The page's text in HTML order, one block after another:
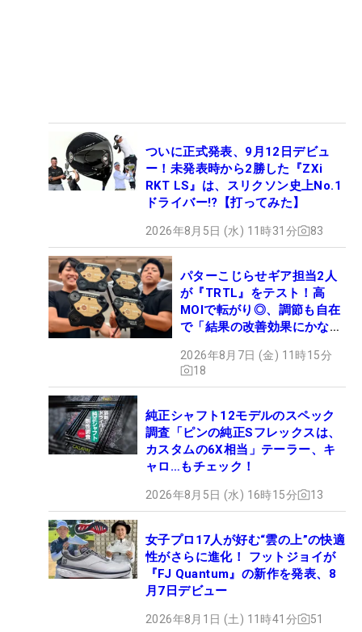
ついに正式発表、9月12日デビュ
ー！未発表時から2勝した『ZXi
RKT LS』は、スリクソン史上No.1
ドライバー!?【打ってみた】
2026年8月5日 (水) 11時31分 83
パターこじらせギア担当2人
が『TRTL』をテスト！高
MOIで転がり◎、調節も自在
で「結果の改善効果にかなり
2026年8月7日 (金) 11時15分
18
純正シャフト12モデルのスペック
調査「ピンの純正Sフレックスは、
カスタムの6X相当」テーラー、キ
ャロ…もチェック！
2026年8月5日 (水) 16時15分 13
女子プロ17人が好む“雲の上”の快適
性がさらに進化！ フットジョイが
『FJ Quantum』の新作を発表、8
月7日デビュー
2026年8月1日 (土) 11時41分 51